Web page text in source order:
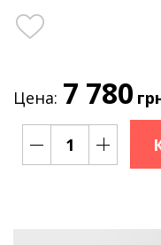
Цена: 7 780